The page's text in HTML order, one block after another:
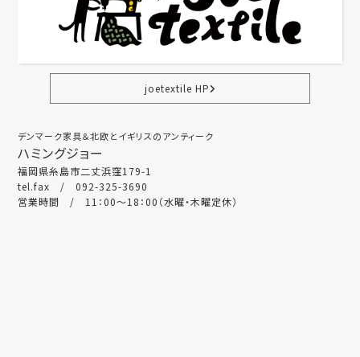
joetextile HP
デンマーク家具＆北欧とイギリスのアンティーク
ハミングジョー
福岡県糸島市二丈浜窪179-1
tel.fax / 092-325-3690
営業時間 / 11：00～18：00（水曜・木曜定休）